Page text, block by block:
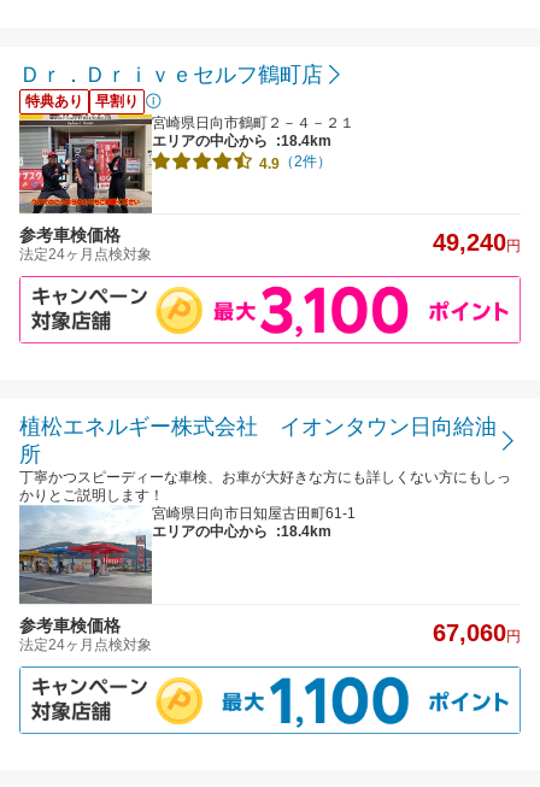
Ｄｒ．Ｄｒｉｖｅセルフ鶴町店
特典あり
早割り
宮崎県日向市鶴町２－４－２１
エリアの中心から
:18.4km
4.9 （2件）
参考車検価格
法定24ヶ月点検対象 49,240円
植松エネルギー株式会社 イオンタウン日向給油
所
丁寧かつスピーディーな車検、お車が大好きな方にも詳しくない方にもしっ
かりとご説明します！
宮崎県日向市日知屋古田町61-1
エリアの中心から
:18.4km
参考車検価格
法定24ヶ月点検対象 67,060円